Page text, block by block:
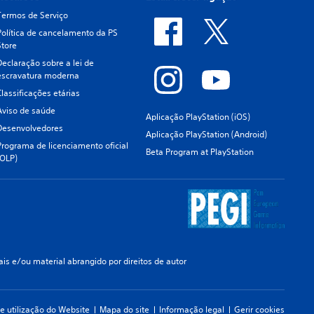
de Serviço
de cancelamento da PS
sobre a lei de
moderna
etárias
de saúde
de licenciamento oficial
Aplicação PlayStation (iOS)
Aplicação PlayStation (Android)
Beta Program at PlayStation
e/ou material abrangido por direitos de autor
utilização do Website Mapa do site Informação legal Gerir cookies